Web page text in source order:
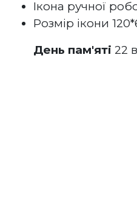
Ікона ручної
Розмір ікони
День пам'яті 22